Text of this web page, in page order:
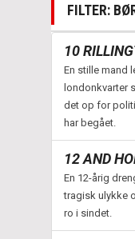
FILTER:
10
En stille mand
londonkvarter
det op for
har begået.
12 AND
En 12-årig
tragisk ulykke
ro i sindet.